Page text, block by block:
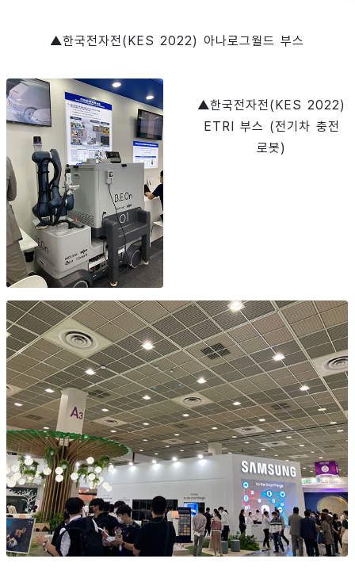
▲한국전자전(KES 2022) 아나로그월드 부스
▲한국전자전(KES 2022)
ETRI 부스 (전기차 충전
로봇)